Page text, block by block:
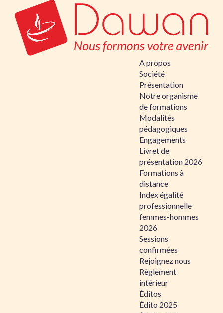
A propos
Société
Présentation
Notre organisme
de formations
Modalités
pédagogiques
Engagements
Livret de
présentation 2026
Formations à
distance
Index égalité
professionnelle
femmes-hommes
2026
Sessions
confirmées
Rejoignez nous
Règlement
intérieur
Éditos
Édito 2025